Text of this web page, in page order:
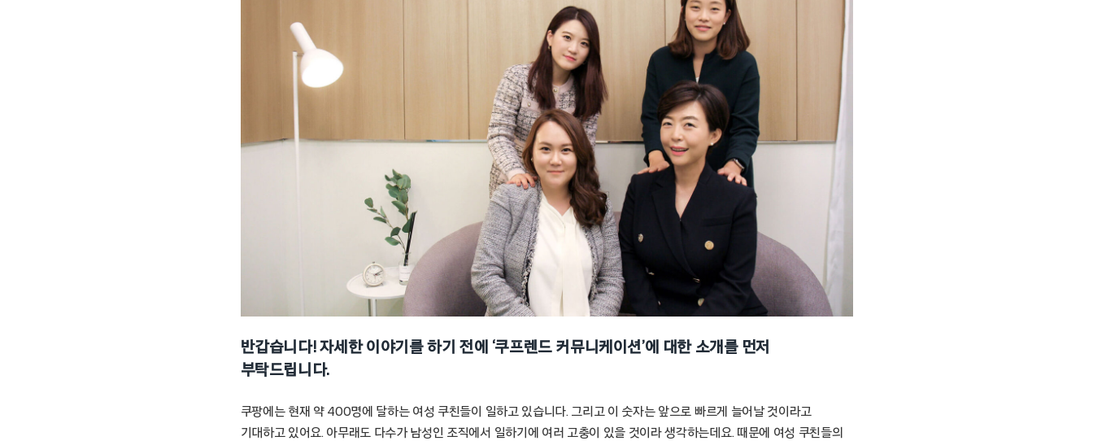
반갑습니다! 자세한 이야기를 하기 전에 ‘쿠프렌드 커뮤니케이션’에 대한 소개를 먼저
부탁드립니다.
쿠팡에는 현재 약 400명에 달하는 여성 쿠친들이 일하고 있습니다. 그리고 이 숫자는 앞으로 빠르게 늘어날 것이라고
기대하고 있어요. 아무래도 다수가 남성인 조직에서 일하기에 여러 고충이 있을 것이라 생각하는데요. 때문에 여성 쿠친들의